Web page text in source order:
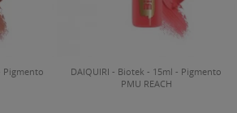
Pigmento
DAIQUIRI - Biotek - 15ml - Pigmento
PMU REACH